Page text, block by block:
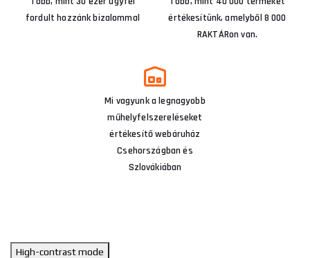
fordult hozzánk bizalommal
értékesítünk, amelyből 8 000
RAKTÁRon van.
Mi vagyunk a legnagyobb
műhelyfelszereléseket
értékesítő webáruház
Csehországban és
Szlovákiában
High-contrast mode